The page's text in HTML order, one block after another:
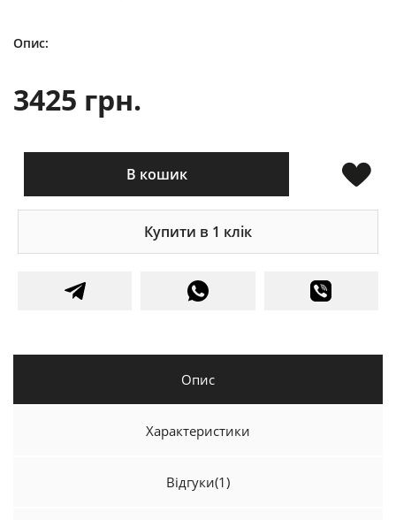
Опис:
3425 грн.
В кошик
Купити в 1 клік
Опис
Характеристики
Відгуки(1)